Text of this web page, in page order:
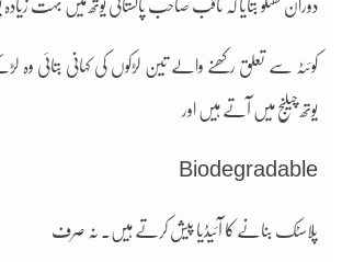
دوران گفتگو بتایا کہ ثاقب صاحب پاکستانی یوتھ میں بہت
کوئٹہ سے تعلق رکھنے والے تین لڑکوں کی کہانی بتائی وہ
یوتھ چیلنج میں آتے ہیں اور
Biodegradable
پلاسٹک بنانے کا آئیڈیا پیش کرتے ہیں۔ نہ صرف